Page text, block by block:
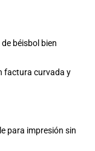
béisbol bien
factura curvada y
para impresión sin